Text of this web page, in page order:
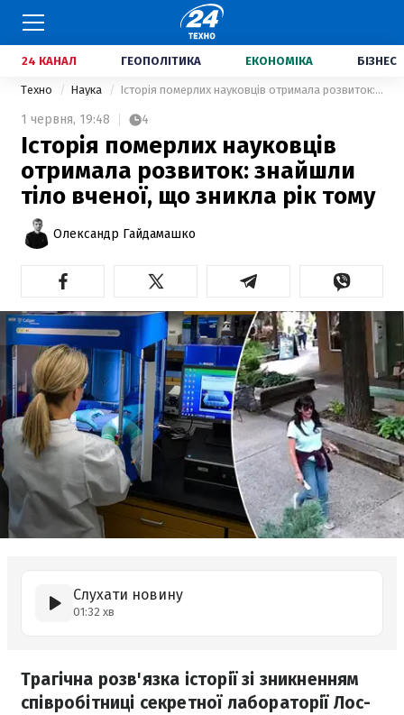
24 КАНАЛ ГЕОПОЛІТИКА ЕКОНОМІКА БІЗНЕС
Техно Наука Історія померлих науковців отримала розвиток: знайшли тіло вченої, що зникла рік тому
1 червня, 19:48 4
Історія померлих науковців
отримала розвиток: знайшли
тіло вченої, що зникла рік тому
Олександр Гайдамашко
Слухати новину
01:32 хв
Трагічна розв'язка історії зі зникненням
співробітниці секретної лабораторії Лос-